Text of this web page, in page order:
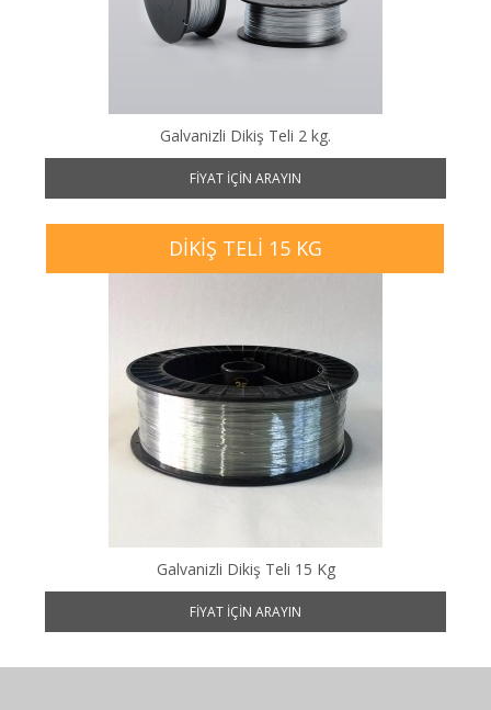
Galvanizli Dikiş Teli 2 kg.
FIYAT IÇIN ARAYIN
DIKIŞ TELI 15 KG
Galvanizli Dikiş Teli 15 Kg
FIYAT IÇIN ARAYIN